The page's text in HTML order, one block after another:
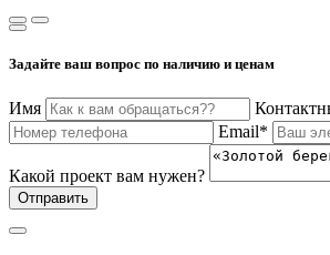
Задайте ваш вопрос по наличию и ценам
Имя
Email*
Какой проект вам нужен?
Отправить